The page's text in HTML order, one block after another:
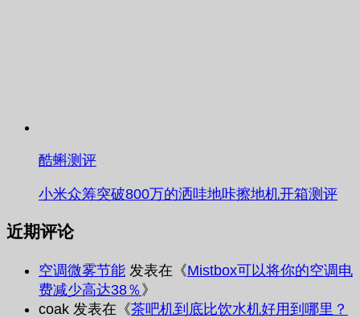
酷蝌测评
小米众筹突破800万的洒哇地咔擦地机开箱测评
近期评论
空调微雾节能 发表在《Mistbox可以将你的空调电
费减少高达38％》
coak 发表在《茶吧机到底比饮水机好用到哪里？